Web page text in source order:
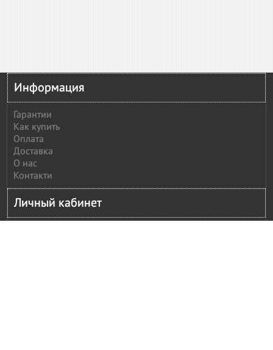
Информация
Гарантии
Как купить
Оплата
Доставка
О нас
Контакти
Личный кабинет